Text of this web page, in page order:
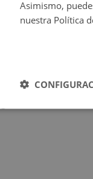
Asimismo,
nuestra Política